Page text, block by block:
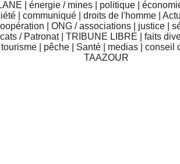
institutions relevant
énergie / mines politique
|communiqué |droits de l'homme |
ONG / associations justice
/ Patronat TRIBUNE LIBRE
faits
pêche Santé medias |conseil
TAAZOUR